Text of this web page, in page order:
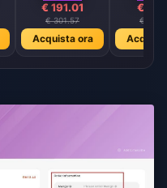
€ 191.01
€ 301.57
Acquista ora
€
€